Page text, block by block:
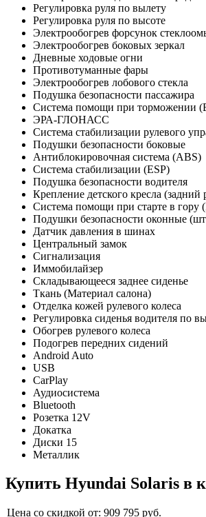
Регулировка руля по вылету
Регулировка руля по высоте
Электрообогрев форсунок
Электрообогрев боковых зеркал
Дневные ходовые огни
Противотуманные фары
Электрообогрев лобового стекла
Подушка безопасности пассажира
Система помощи при торможении
ЭРА-ГЛОНАСС
Система стабилизации рулевого
Подушки безопасности боковые
Антиблокировочная система (ABS)
Система стабилизации (ESP)
Подушка безопасности водителя
Крепление детского кресла (задний
Система помощи при старте в гору
Подушки безопасности оконные
Датчик давления в шинах
Центральный замок
Сигнализация
Иммобилайзер
Складывающееся заднее сиденье
Ткань (Материал салона)
Отделка кожей рулевого колеса
Регулировка сиденья водителя по
Обогрев рулевого колеса
Подогрев передних сидений
Android Auto
USB
CarPlay
Аудиосистема
Bluetooth
Розетка 12V
Докатка
Диски 15
Металлик
Купить Hyundai Solaris в
Цена со скидкой от: 909 795 руб.